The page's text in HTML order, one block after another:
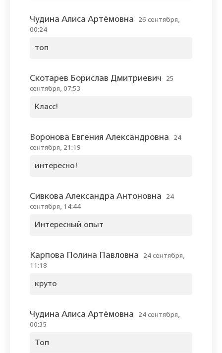
Чудина Алиса Артёмовна
26 сентября,
00:24
топ
Скотарев Борислав Дмитриевич
25
сентября, 07:53
Класс!
Воронова Евгения Александровна
24
сентября, 21:19
интересно!
Сивкова Александра Антоновна
24
сентября, 14:44
Интересный опыт
Карпова Полина Павловна
24 сентября,
11:18
круто
Чудина Алиса Артёмовна
24 сентября,
00:35
Топ